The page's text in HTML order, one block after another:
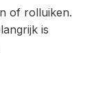
of rolluiken.
is